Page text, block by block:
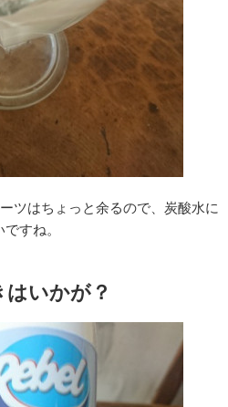
ツはちょっと余るので、炭酸水に
すね。
いかが？